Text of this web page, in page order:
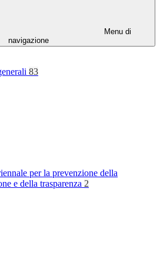
Menu di
navigazione
83
per la prevenzione della
e della trasparenza 2